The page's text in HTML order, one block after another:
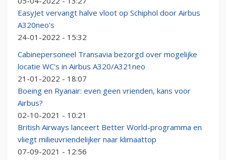
EasyJet vervangt halve vloot op Schiphol door Airbus
A320neo's
24-01-2022 - 15:32
Cabinepersoneel Transavia bezorgd over mogelijke
locatie WC's in Airbus A320/A321neo
21-01-2022 - 18:07
Boeing en Ryanair: even geen vrienden, kans voor
Airbus?
02-10-2021 - 10:21
British Airways lanceert Better World-programma en
vliegt milieuvriendelijker naar klimaattop
07-09-2021 - 12:56